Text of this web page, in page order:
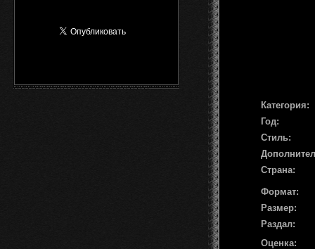
Категория:
Год:
Стиль:
Страна:
Формат:
Размер:
Раздал:
Оценка: